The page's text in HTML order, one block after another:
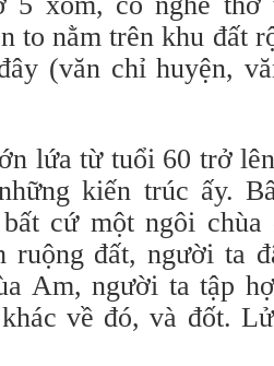
to nằm trên khu đất
(văn chỉ huyện,
lứa từ tuổi 60 trở
kiến trúc ấy.
cứ một ngôi
ruộng đất, người ta
Am, người ta tập
về đó, và đốt.